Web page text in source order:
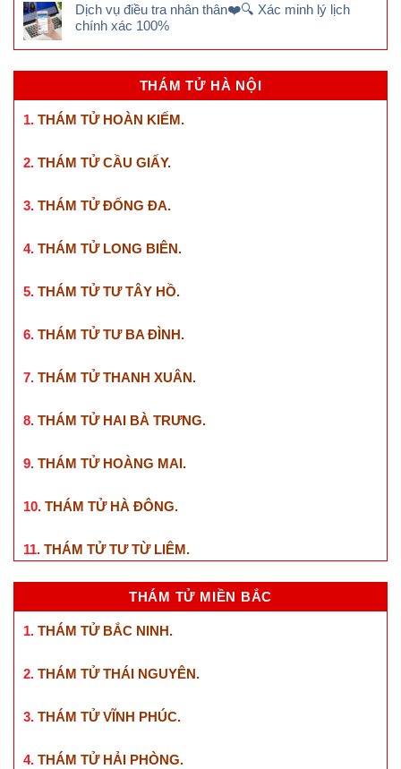
Dịch vụ điều tra nhân thân❤️🔍 Xác minh lý lịch
chính xác 100%
THÁM TỬ HÀ NỘI
1. THÁM TỬ HOÀN KIẾM.
2. THÁM TỬ CẦU GIẤY.
3. THÁM TỬ ĐỐNG ĐA.
4. THÁM TỬ LONG BIÊN.
5. THÁM TỬ TƯ TÂY HỒ.
6. THÁM TỬ TƯ BA ĐÌNH.
7. THÁM TỬ THANH XUÂN.
8. THÁM TỬ HAI BÀ TRƯNG.
9. THÁM TỬ HOÀNG MAI.
10. THÁM TỬ HÀ ĐÔNG.
11. THÁM TỬ TƯ TỪ LIÊM.
THÁM TỬ MIỀN BẮC
1. THÁM TỬ BẮC NINH.
2. THÁM TỬ THÁI NGUYÊN.
3. THÁM TỬ VĨNH PHÚC.
4. THÁM TỬ HẢI PHÒNG.